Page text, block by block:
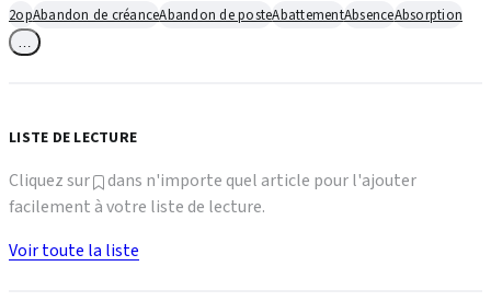
2opAbandon de créanceAbandon de posteAbattementAbsenceAbsorption
LISTE DE LECTURE
Cliquez sur
dans n'importe quel article pour l'ajouter
facilement à votre liste de lecture.
Voir toute la liste